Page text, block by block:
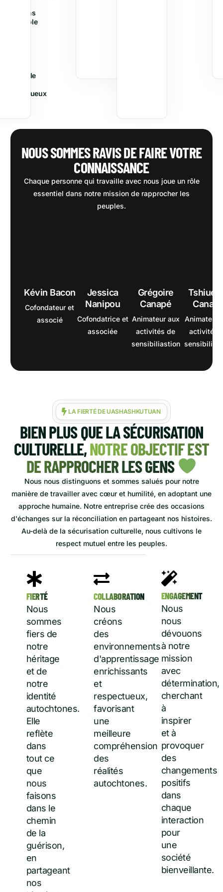
œuvrons
ensemble
équitable
respectueux
NOUS SOMMES RAVIS DE FAIRE VOTRE
CONNAISSANCE
Chaque personne qui travaille avec nous joue un rôle
essentiel dans notre mission de rapprocher les
peuples.
Kévin Bacon
Cofondateur et
associé
Jessica
Nanipou
Cofondatrice et
associée
Grégoire
Canapé
Animateur aux
activités de
sensibiliastion
Animateur
activités
LA FIERTÉ DE UASHASHKUTUAN
BIEN PLUS QUE LA SÉCURISATION
CULTURELLE,NOTRE OBJECTIF EST
DE RAPPROCHER LES GENS
Nous nous distinguons et sommes salués pour notre
manière de travailler avec cœur et humilité, en adoptant une
approche humaine. Notre entreprise crée des occasions
d'échanges sur la réconciliation en partageant nos histoires.
Au-delà de la sécurisation culturelle, nous cultivons le
respect mutuel entre les peuples.
FIERTÉ
Nous
sommes
fiers de
notre
héritage
et de
notre
identité
autochtones.
Elle
reflète
dans
tout ce
que
nous
faisons
dans le
chemin
de la
guérison,
en
partageant
nos
COLLABORATION
Nous
créons
des
environnements
d'apprentissage
enrichissants
et
respectueux,
favorisant
une
meilleure
compréhension
des
réalités
autochtones.
ENGAGEMENT
Nous
nous
dévouons
à notre
mission
avec
détermination,
cherchant
à
inspirer
et à
provoquer
des
changements
positifs
dans
chaque
interaction
pour
une
société
bienveillante.